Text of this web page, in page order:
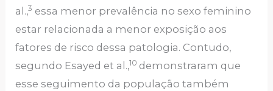
al.,3 essa menor prevalência no sexo feminino
estar relacionada a menor exposição aos
fatores de risco dessa patologia. Contudo,
segundo Esayed et al.,10 demonstraram que
esse seguimento da população também